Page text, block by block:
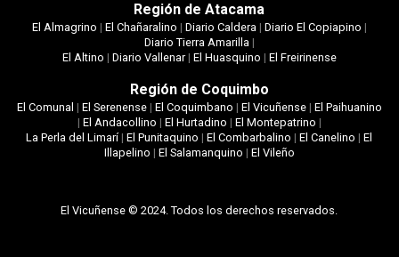
Región de Atacama
El Almagrino | El Chañaralino | Diario Caldera| Diario El Copiapino |
Diario Tierra Amarilla|
El Altino | Diario Vallenar| El Huasquino | El Freirinense
Región de Coquimbo
El Comunal | El Serenense| El Coquimbano | El Vicuñense| El Paihuanino
| El Andacollino | El Hurtadino | El Montepatrino |
La Perla del Limarí|El Punitaquino |El Combarbalino |El Canelino |El
Illapelino | El Salamanquino | El Vileño
El Vicuñense © 2024. Todos los derechos reservados.